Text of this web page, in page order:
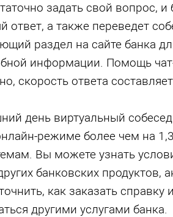
задать свой вопрос, и
ответ, а также переведет
раздел на сайте банка
информации. Помощь
скорость ответа
день виртуальный
режиме более чем на
Вы можете узнать
банковских продуктов,
как заказать справку и
другими услугами банка.